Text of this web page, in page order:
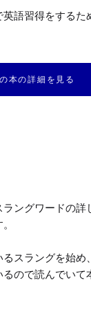
語習得をするた
本の詳細を見る
ングワードの詳
スラングを始め
ので読んでいて